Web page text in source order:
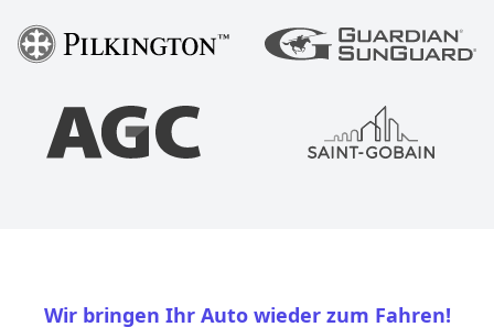
Wir bringen Ihr Auto wieder zum Fahren!